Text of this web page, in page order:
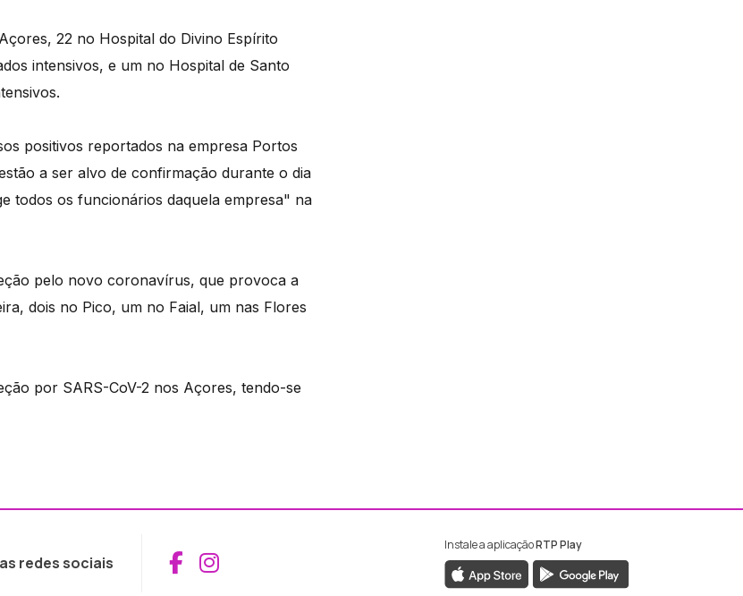
22 no Hospital do Divino Espírito
intensivos, e um no Hospital de Santo
positivos reportados na empresa Portos
a ser alvo de confirmação durante o dia
todos os funcionários daquela empresa" na
pelo novo coronavírus, que provoca a
dois no Pico, um no Faial, um nas Flores
por SARS-CoV-2 nos Açores, tendo-se
redes sociais Aceder ao Facebook da RTP Madeira
Aceder ao Instagram da RTP Madeira
Instale a aplicaçãoRTP Play